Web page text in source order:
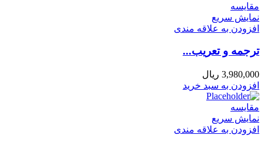
مقايسه
نمایش سریع
افزودن به علاقه مندی
ترجمه و تعریب...
3,980,000 ریال
افزودن به سبد خرید
مقايسه
نمایش سریع
افزودن به علاقه مندی